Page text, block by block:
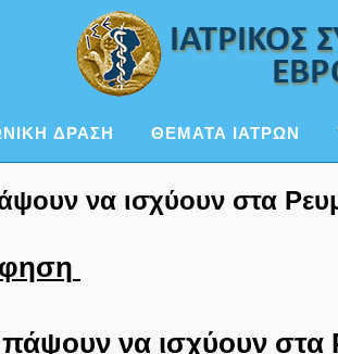
ΔΡΑΣΗ ΘΕΜΑΤΑ ΙΑΤΡΩΝ
να ισχύουν στα
να ισχύουν στα